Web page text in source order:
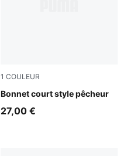
1 COULEUR
Bonnet court style pêcheur
PUMA Navy
27,00 €